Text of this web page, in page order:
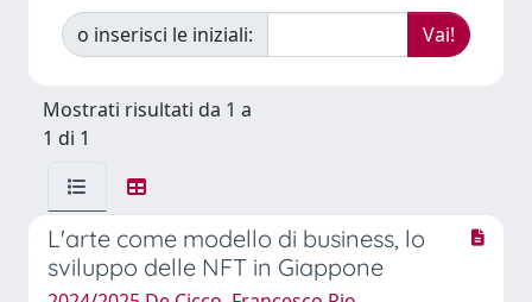
o inserisci le iniziali:
Mostrati risultati da 1 a
1 di 1
L'arte come modello di business, lo
sviluppo delle NFT in Giappone